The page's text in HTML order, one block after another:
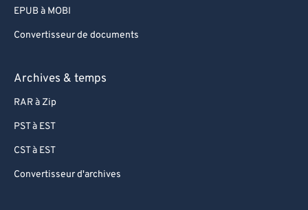
EPUB à MOBI
Convertisseur de documents
Archives & temps
RAR à Zip
PST à EST
CST à EST
Convertisseur d'archives